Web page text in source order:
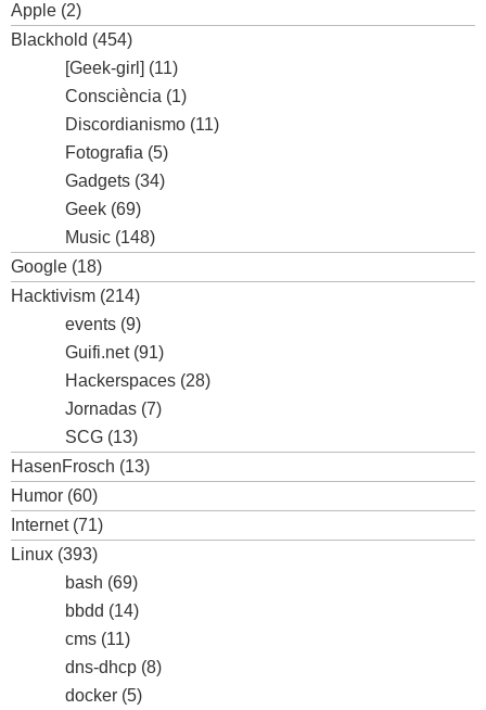
Apple (2)
Blackhold (454)
[Geek-girl] (11)
Consciència (1)
Discordianismo (11)
Fotografia (5)
Gadgets (34)
Geek (69)
Music (148)
Google (18)
Hacktivism (214)
events (9)
Guifi.net(91)
Hackerspaces (28)
Jornadas (7)
SCG (13)
HasenFrosch (13)
Humor (60)
Internet(71)
Linux (393)
bash (69)
bbdd (14)
cms (11)
dns-dhcp (8)
docker (5)